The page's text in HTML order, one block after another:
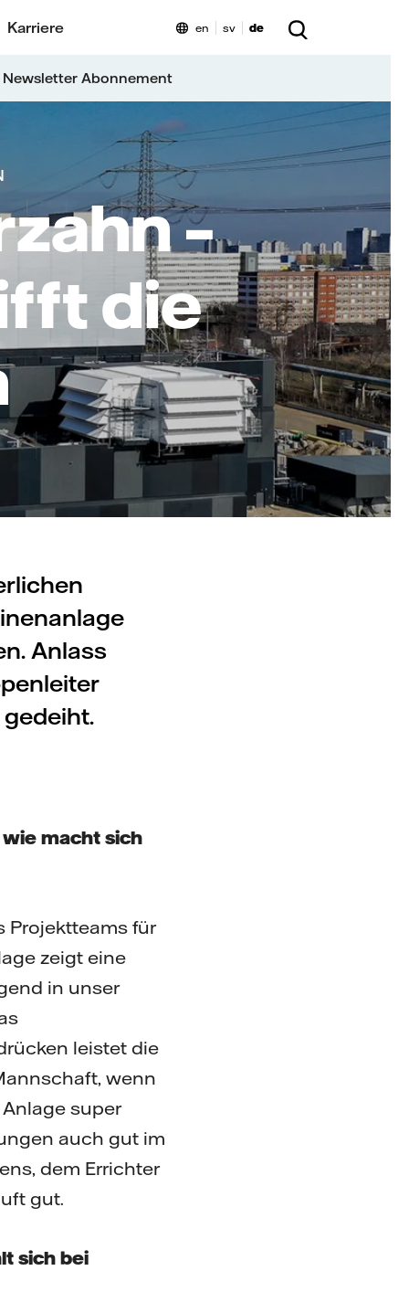
Karriere
Newsletter Abonnement
en sv de
–
die
Anlass
gedeiht.
macht sich
Projektteams für
zeigt eine
in unser
leistet die
wenn
super
auch gut im
dem Errichter
gut.
sich bei